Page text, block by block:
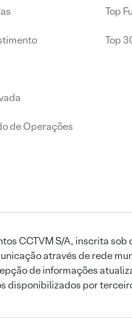
de Operações
Top
Top
CCTVM S/A, inscrita
através de rede
de informações
disponibilizados por